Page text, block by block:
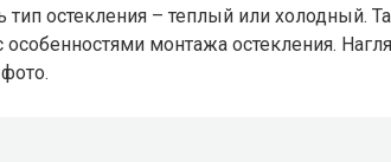
тип остекления – теплый или холодный.
особенностями монтажа остекления.